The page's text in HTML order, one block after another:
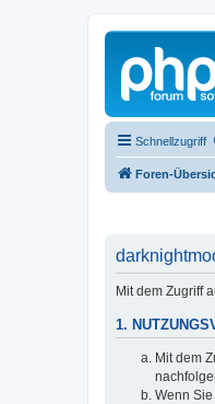
Schnellzugriff
Foren-
Mit dem Zugriff
1.
Mit dem
Wenn